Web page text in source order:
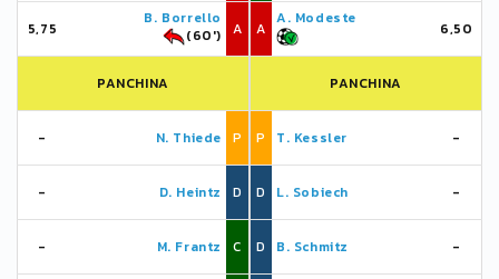
5,75
B. Borrello
(60')
A
PANCHINA
- N. Thiede P
- D. Heintz D
- M. Frantz C
A
A. Modeste
6,50
PANCHINA
P T. Kessler -
D L. Sobiech -
D B. Schmitz -